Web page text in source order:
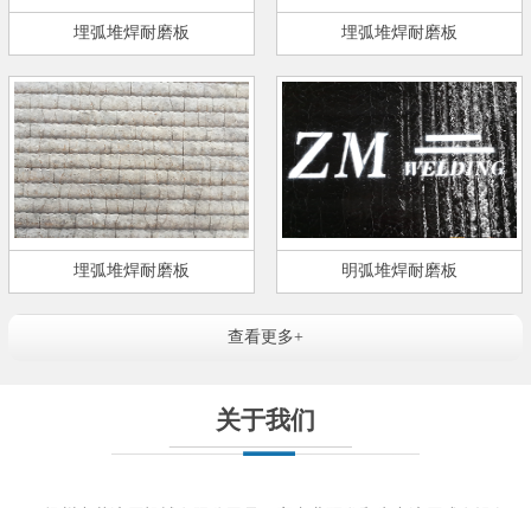
埋弧堆焊耐磨板 埋弧堆焊耐磨板
埋弧堆焊耐磨板 明弧堆焊耐磨板
查看更多+
关于我们